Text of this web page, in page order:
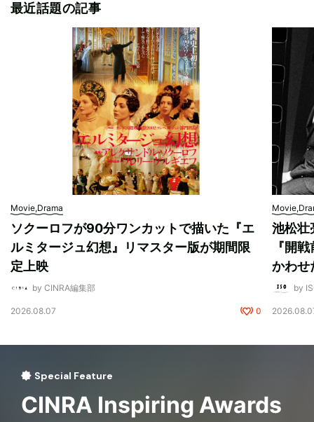
最近話題の記事
Movie,Drama
ソクーロフが90分ワンカットで描いた『エ
ルミタージュ幻想』リマスター版が期間限
定上映
by CINRA編集部
2026.08.07 0
池松壮
『開
かわせ
by
Special Feature
CINRA Inspiring Awards